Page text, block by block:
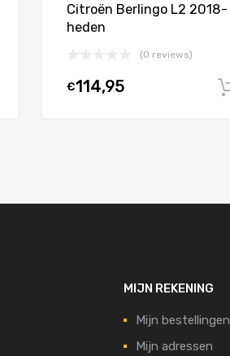
In winkelwagen
Citroën Berlingo L2 2018-
heden
(0 reviews)
€114,95
MIJN REKENING
Mijn bestellingen
Mijn adressen